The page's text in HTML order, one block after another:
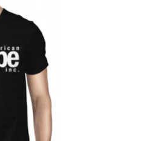
Ajouter
à la
wishlist